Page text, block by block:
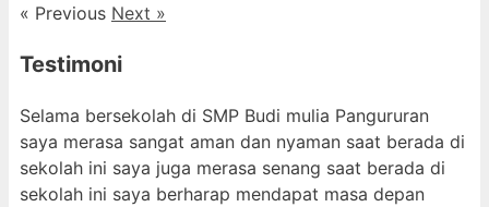
« Previous Next »
Testimoni
Selama bersekolah di SMP Budi mulia Pangururan
saya merasa sangat aman dan nyaman saat berada di
sekolah ini saya juga merasa senang saat berada di
sekolah ini saya berharap mendapat masa depan